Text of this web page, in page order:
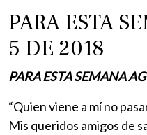
PARA ESTA
5 DE 2018
PARA ESTA SEMANA
“Quien viene a mí no
Mis queridos amigos de